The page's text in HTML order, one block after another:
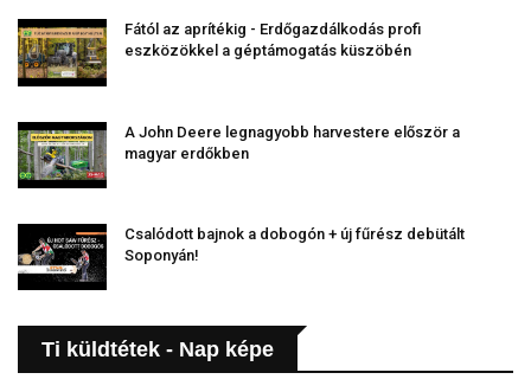
Fától az aprítékig - Erdőgazdálkodás profi
eszközökkel a géptámogatás küszöbén
A John Deere legnagyobb harvestere először a
magyar erdőkben
Csalódott bajnok a dobogón + új fűrész debütált
Soponyán!
Ti küldtétek - Nap képe